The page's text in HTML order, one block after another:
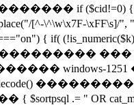
{ if (isset
[^-
{ if(
8, ���������
windows-
{ $sortpsql .= " OR